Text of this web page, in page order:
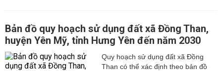
Bản đồ quy hoạch sử dụng đất xã Đồng Than,
huyện Yên Mỹ, tỉnh Hưng Yên đến năm 2030
Quy hoạch sử dụng đất xã Đồng
Than có thể xác định theo bản đồ